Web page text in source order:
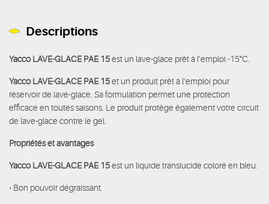
Descriptions
Yacco LAVE-GLACE PAE 15est un lave-glace prêt à l’emploi -15°C.
Yacco LAVE-GLACE PAE 15et un produit prêt à l’emploi pour
réservoir de lave-glace. Sa formulation permet une protection
efficace en toutes saisons. Le produit protège également votre circuit
de lave-glace contre le gel.
Propriétés et avantages
Yacco LAVE-GLACE PAE 15est un liquide translucide coloré en bleu.
• Bon pouvoir dégraissant.